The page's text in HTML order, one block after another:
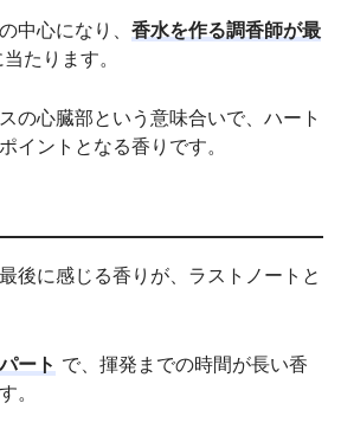
中心になり、 香水を作る調香師が最
たります。
の心臓部という意味合いで、ハート
イントとなる香りです。
後に感じる香りが、ラストノートと
ート で、揮発までの時間が長い香
。